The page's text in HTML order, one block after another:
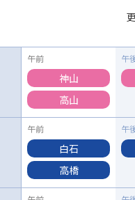
神山
高山
白石
高橋